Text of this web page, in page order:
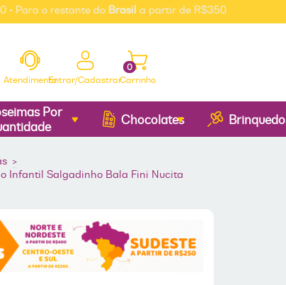
restante doBrasila partir de R$350
AtendimentoEntrar/CadastrarCarrinho
0
Por
Chocolates
>
Infantil Salgadinho Bala Fini Nucita